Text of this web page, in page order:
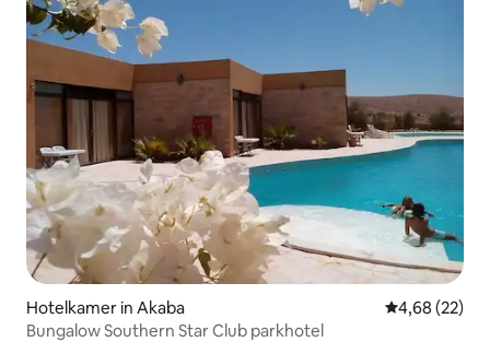
Hotelkamer in Akaba Gemiddelde
4,68 (22)
Bungalow Southern Star Club parkhotel